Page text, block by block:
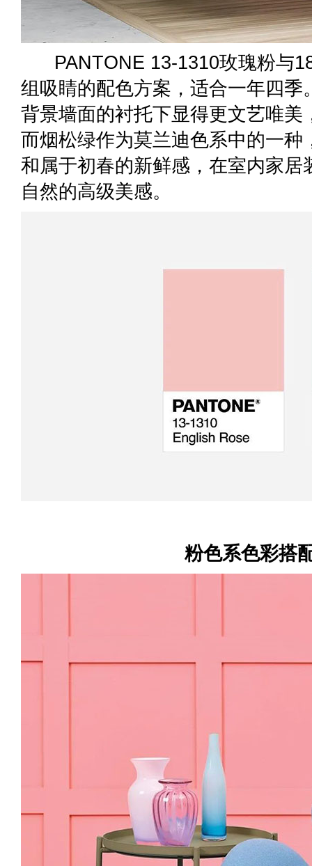
PANTONE 13-1310玫瑰粉与
组吸睛的配色方案，适合一年四
背景墙面的衬托下显得更文艺唯
而烟松绿作为莫兰迪色系中的一
和属于初春的新鲜感，在室内家
自然的高级美感。
粉色系色彩搭